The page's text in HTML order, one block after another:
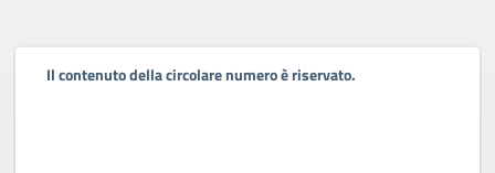
Il contenuto della circolare numero è riservato.